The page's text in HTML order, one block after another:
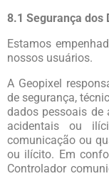
8.1 Segurança dos
Estamos
nossos usuários.
A Geopixel
de segurança,
dados pessoais de
acidentais ou
comunicação ou
ou ilícito. Em
Controlador